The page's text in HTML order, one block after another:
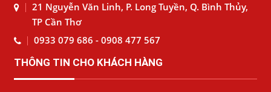
21 Nguyễn Văn Linh, P. Long Tuyền, Q. Bình Thủy,
TP Cần Thơ
0933 079 686 - 0908 477 567
THÔNG TIN CHO KHÁCH HÀNG